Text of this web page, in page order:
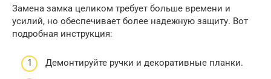
Замена замка целиком требует больше времени и
усилий, но обеспечивает более надежную защиту. Вот
подробная инструкция:
Демонтируйте ручки и декоративные планки.